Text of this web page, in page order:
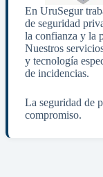
En UruSegur
de seguridad
la confianza y la
Nuestros
y tecnología
de incidencias.
La seguridad de
compromiso.